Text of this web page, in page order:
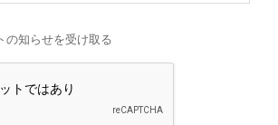
の知らせを受け取る